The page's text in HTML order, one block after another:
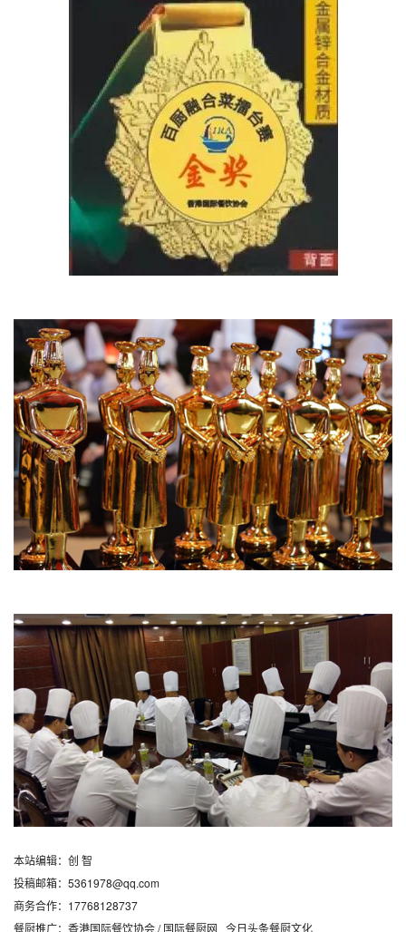
本站编辑：创 智
投稿邮箱：5361978@qq.com
商务合作：17768128737
餐厨推广：香港国际餐饮协会 / 国际餐厨网 今日头条餐厨文化